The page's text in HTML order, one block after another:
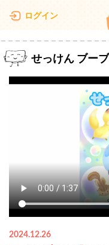
ログイン
せっけん ブーブ
2024.12.26